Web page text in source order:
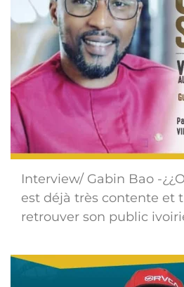
Interview/ Gabin Bao -
est déjà très contente et
retrouver son public